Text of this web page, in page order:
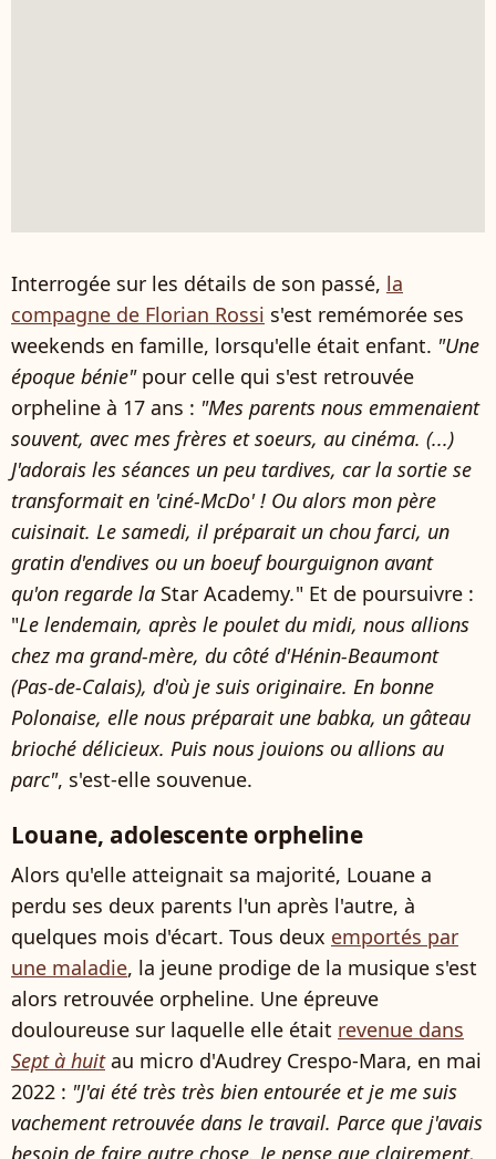
Interrogée sur les détails de son passé, la
compagne de Florian Rossi s'est remémorée ses
weekends en famille, lorsqu'elle était enfant. "Une
époque bénie"pour celle qui s'est retrouvée
orpheline à 17 ans : "Mes parents nous emmenaient
souvent, avec mes frères et soeurs, au cinéma. (...)
J'adorais les séances un peu tardives, car la sortie se
transformait en 'ciné-McDo' ! Ou alors mon père
cuisinait. Le samedi, il préparait un chou farci, un
gratin d'endives ou un boeuf bourguignon avant
qu'on regarde la Star Academy." Et de poursuivre :
"Le lendemain, après le poulet du midi, nous allions
chez ma grand-mère, du côté d'Hénin-Beaumont
(Pas-de-Calais), d'où je suis originaire. En bonne
Polonaise, elle nous préparait une babka, un gâteau
brioché délicieux. Puis nous jouions ou allions au
parc", s'est-elle souvenue.
Louane, adolescente orpheline
Alors qu'elle atteignait sa majorité, Louane a
perdu ses deux parents l'un après l'autre, à
quelques mois d'écart. Tous deux emportés par
une maladie, la jeune prodige de la musique s'est
alors retrouvée orpheline. Une épreuve
douloureuse sur laquelle elle était revenue dans
Sept à huitau micro d'Audrey Crespo-Mara, en mai
2022 : "J'ai été très très bien entourée et je me suis
vachement retrouvée dans le travail. Parce que j'avais
besoin de faire autre chose. Je pense que clairement,